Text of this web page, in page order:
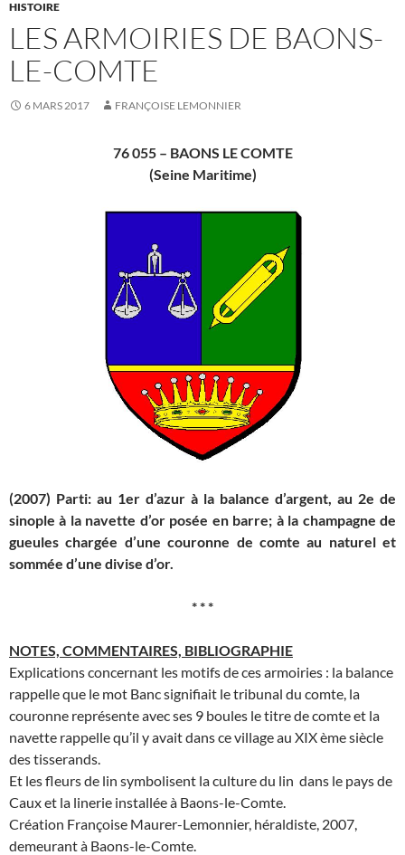
HISTOIRE
LES ARMOIRIES DE BAONS-
LE-COMTE
6 MARS 2017 FRANÇOISE LEMONNIER
76 055 – BAONS LE COMTE
(Seine Maritime)
(2007) Parti: au 1er d’azur à la balance d’argent, au 2e de
sinople à la navette d’or posée en barre; à la champagne de
gueules chargée d’une couronne de comte au naturel et
sommée d’une divise d’or.
* * *
NOTES, COMMENTAIRES, BIBLIOGRAPHIE
Explications concernant les motifs de ces armoiries : la balance
rappelle que le mot Banc signifiait le tribunal du comte, la
couronne représente avec ses 9 boules le titre de comte et la
navette rappelle qu’il y avait dans ce village au XIX ème siècle
des tisserands.
Et les fleurs de lin symbolisent la culture du lin dans le pays de
Caux et la linerie installée à Baons-le-Comte.
Création Françoise Maurer-Lemonnier, héraldiste, 2007,
demeurant à Baons-le-Comte.